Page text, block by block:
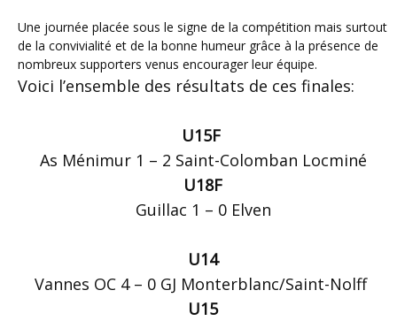
Une journée placée sous le signe de la compétition mais surtout
de la convivialité et de la bonne humeur grâce à la présence de
nombreux supporters venus encourager leur équipe.
Voici l’ensemble des résultats de ces finales:
U15F
As Ménimur 1 – 2 Saint-Colomban Locminé
U18F
Guillac 1 – 0 Elven
U14
Vannes OC 4 – 0 GJ Monterblanc/Saint-Nolff
U15